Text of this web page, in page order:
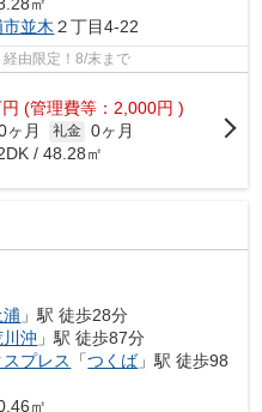
市並木 ２丁目4-22
由限定！8/末まで
円 (管理費等：2,000円 )
ヶ月 礼金 0ヶ月
/ 48.28㎡
浦 」駅 徒歩28分
川沖 」駅 徒歩87分
プレス
「つくば」駅 徒歩98
㎡